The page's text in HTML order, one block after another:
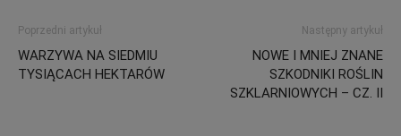
Poprzedni artykuł
WARZYWA NA SIEDMIU
TYSIĄCACH HEKTARÓW
Następny artykuł
NOWE I MNIEJ ZNANE
SZKODNIKI ROŚLIN
SZKLARNIOWYCH – CZ. II